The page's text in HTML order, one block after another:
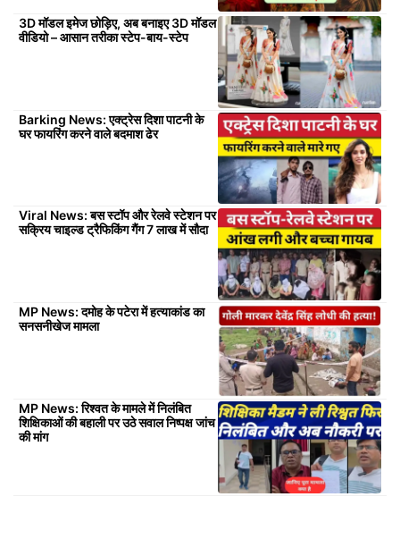
3D मॉडल इमेज छोड़िए, अब बनाइए 3D मॉडल
वीडियो – आसान तरीका स्टेप-बाय-स्टेप
Barking News: एक्ट्रेस दिशा पाटनी के
घर फायरिंग करने वाले बदमाश ढेर
Viral News: बस स्टॉप और रेलवे स्टेशन पर
सक्रिय चाइल्ड ट्रैफिकिंग गैंग 7 लाख में सौदा
MP News: दमोह के पटेरा में हत्याकांड का
सनसनीखेज मामला
MP News: रिश्वत के मामले में निलंबित
शिक्षिकाओं की बहाली पर उठे सवाल निष्पक्ष जांच
की मांग